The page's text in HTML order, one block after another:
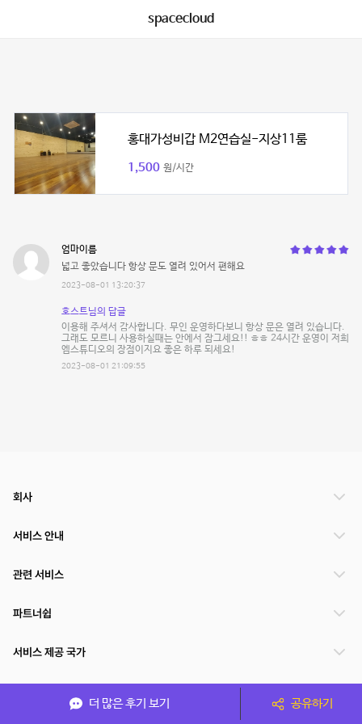
spacecloud
홍대가성비갑 M2연습실-지상11룸
1,500 원/시간
엄마이름
넓고 좋았습니다 항상 문도 열려 있어서 편해요
2023-08-01 13:20:37
호스트님의 답글
이용해 주셔서 감사합니다. 무인 운영하다보니 항상 문은 열려 있습니다.
그래도 모르니 사용하실때는 안에서 잠그세요!! ㅎㅎ 24시간 운영이 저희
엠스튜디오의 장점이지요 좋은 하루 되세요!
2023-08-01 21:09:55
더 많은 후기 보기 공유하기
회사
서비스 안내
관련 서비스
파트너쉽
서비스 제공 국가
(주)NSPACE 사업자정보